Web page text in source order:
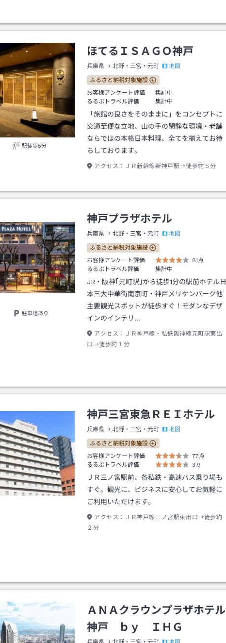
駅徒歩5分
ほてるＩＳＡＧＯ神戸
兵庫県 北野・三宮・元町 地図
ふるさと納税対象施設
お客様アンケート評価
集計中
るるぶトラベル評価
集計中
「旅館の良さをそのままに」をコンセプトに
交通至便な立地、山の手の閑静な環境・老舗
ならではの本格日本料理、全てを揃えてお待
ちしております。
アクセス： ＪＲ新幹線新神戸駅→徒歩約５分
駐車場あり
神戸プラザホテル
兵庫県 北野・三宮・元町 地図
ふるさと納税対象施設
お客様アンケート評価
81点
るるぶトラベル評価
集計中
JR・阪神｢元町駅｣から徒歩1分の駅前ホテル日
本三大中華街南京町・神戸メリケンパーク他
主要観光スポットが徒歩すぐ！モダンなデザ
インのインテリ…
アクセス：
ＪＲ神戸線・私鉄阪神線元町駅東出
口→徒歩約１分
神戸三宮東急ＲＥＩホテル
兵庫県 北野・三宮・元町 地図
ふるさと納税対象施設
お客様アンケート評価
77点
るるぶトラベル評価
3.9
ＪＲ三ノ宮駅前、各私鉄・高速バス乗り場も
すぐ。観光に、ビジネスに安心してお気軽に
ご利用いただけます。
アクセス：
ＪＲ神戸線三ノ宮駅東出口→徒歩約
２分
ＡＮＡクラウンプラザホテル
神戸 ｂｙ ＩＨＧ